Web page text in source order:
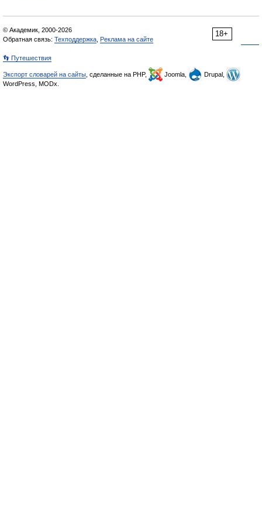
18+
© Академик, 2000-2026
Обратная связь: Техподдержка Реклама на сайте
👣 Путешествия
Экспорт словарей на сайты , сделанные на PHP, Joomla,
Drupal,
WordPress, MODx.